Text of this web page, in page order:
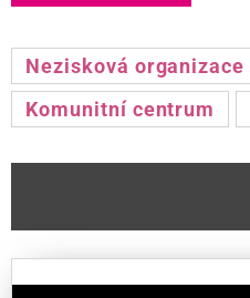
Nezisková organizace
Komunitní centrum